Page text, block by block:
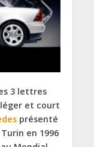
3 lettres
et court
présenté
en 1996